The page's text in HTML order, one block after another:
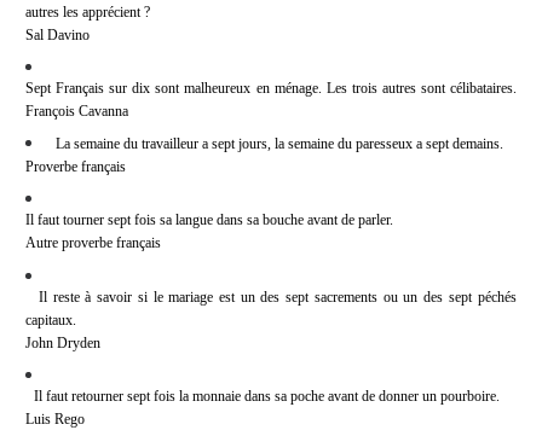
autres les apprécient ?
Sal Davino
Sept Français sur dix sont malheureux en ménage. Les trois autres sont célibataires.
François Cavanna
La semaine du travailleur a sept jours, la semaine du paresseux a sept demains.
Proverbe français
Il faut tourner sept fois sa langue dans sa bouche avant de parler.
Autre proverbe français
Il reste à savoir si le mariage est un des sept sacrements ou un des sept péchés
capitaux.
John Dryden
Il faut retourner sept fois la monnaie dans sa poche avant de donner un pourboire.
Luis Rego